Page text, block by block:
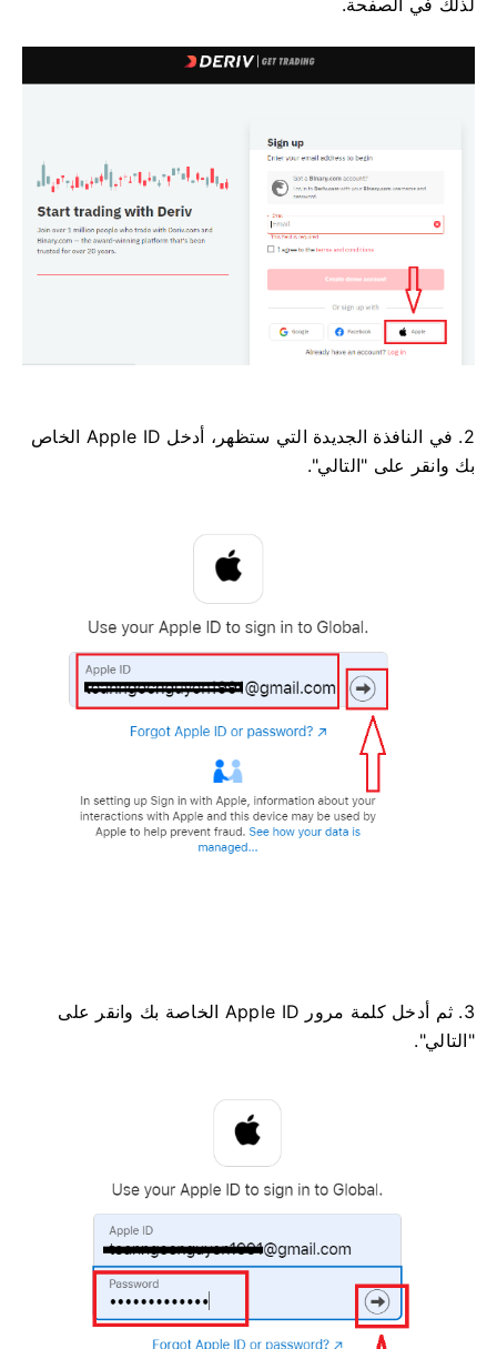
لذلك في الصفحة.
2. في النافذة الجديدة التي ستظهر، أدخل Apple ID الخاص
بك وانقر على "التالي".
3. ثم أدخل كلمة مرور Apple ID الخاصة بك وانقر على
"التالي".